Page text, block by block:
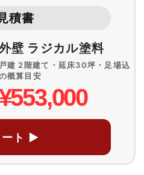
積書
壁 ラジカル塗料
戸建 2階建て・延床30坪・足場込
概算目安
ート ▶